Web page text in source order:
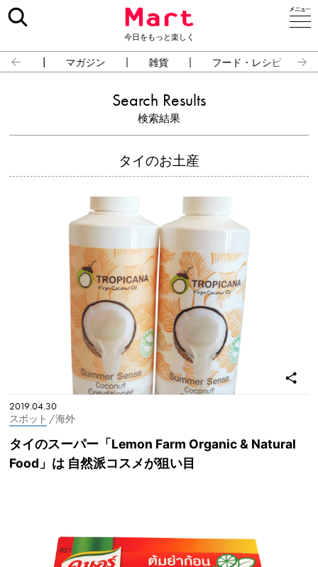
今日をもっと楽しく
占い マガジン 雑貨 フード・レシピ
Search Results
検索結果
タイのお土産
2019.04.30
スポット / 海外
タイのスーパー「Lemon Farm Organic & Natural
Food」は 自然派コスメが狙い目